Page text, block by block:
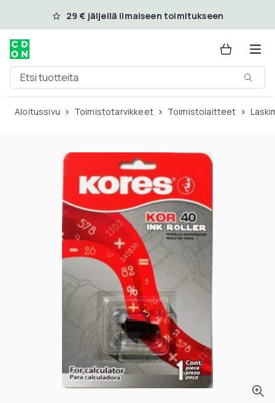
Ohita ja siirry pääsisältöön
29 € jäljellä ilmaiseen toimitukseen
Etsi tuotteita
Aloitussivu Toimistotarvikkeet Toimistolaitteet